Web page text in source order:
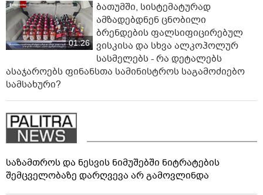
01:26
ბათუმში, სისტემატურად
ამზადებდნენ ცნობილი
ბრენდების ფალსიფიცირებულ
ვისკისა და სხვა ალკოჰოლურ
სასმელებს - რა დეტალებს
ასაჯაროებს ფინანსთა სამინისტროს საგამოძიებო
სამსახური?
საზამთროს და ნესვის ნიმუშებში ნიტრატების
შემცველობაზე დარღვევა არ გამოვლინდა